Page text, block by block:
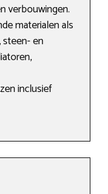
verbouwingen.
materialen als
en
inclusief